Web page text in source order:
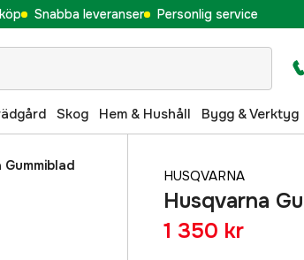
Snabba leveranser Personlig service
Skog Hem & Hushåll Bygg & Verktyg
HUSQVARNA
Husqvarna
1 350 kr